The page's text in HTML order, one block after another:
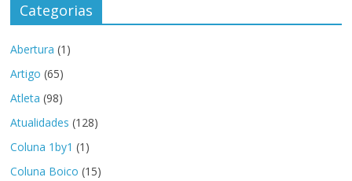
Categorias
Abertura (1)
Artigo (65)
Atleta (98)
Atualidades (128)
Coluna 1by1 (1)
Coluna Boico (15)